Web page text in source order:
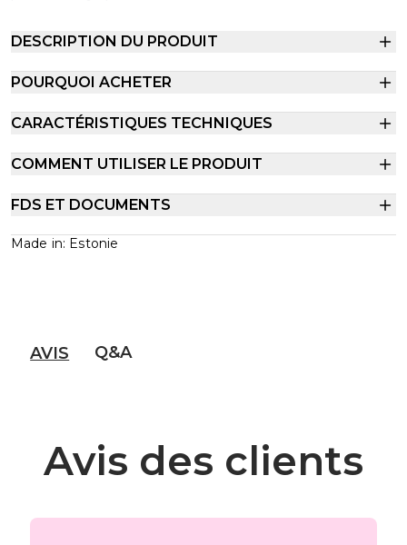
DESCRIPTION DU PRODUIT
POURQUOI ACHETER
CARACTÉRISTIQUES TECHNIQUES
COMMENT UTILISER LE PRODUIT
FDS ET DOCUMENTS
Made in: Estonie
AVIS Q&A
Avis des clients